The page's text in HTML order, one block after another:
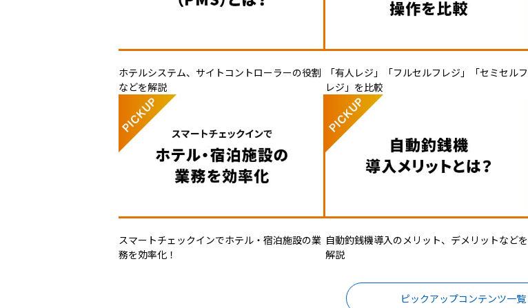
ホテルシステム、サイトコントローラーの役割
などを解説
「有人レジ」「フルセルフレジ」「セミセルフ
レジ」を比較
スマートチェックインでホテル・宿泊施設の業
務を効率化！
自動釣銭機導入のメリット、デメリットなどを
解説
ピックアップコンテンツ一覧